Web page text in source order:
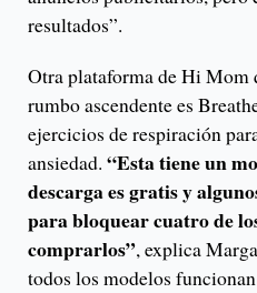
resultados”.
Otra plataforma de Hi Mom
rumbo ascendente es
ejercicios de respiración
ansiedad. “Esta tiene un
descarga es gratis y
para bloquear cuatro de
comprarlos”, explica
todos los modelos